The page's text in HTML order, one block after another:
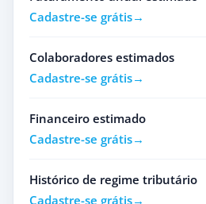
Cadastre-se grátis
Colaboradores estimados
Cadastre-se grátis
Financeiro estimado
Cadastre-se grátis
Histórico de regime tributário
Cadastre-se grátis